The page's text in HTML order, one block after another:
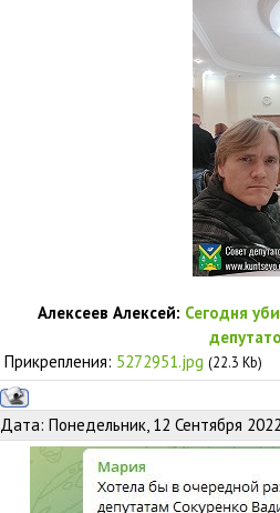
Алексеев Алексей: Сегодня
Прикрепления: 5272951.jpg (22.3 Kb)
Дата: Понедельник, 12 Сентября